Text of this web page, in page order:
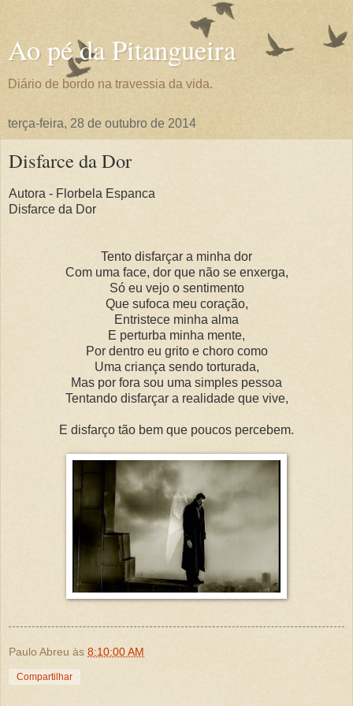
Ao pé da Pitangueira
Diário de bordo na travessia da vida.
terça-feira, 28 de outubro de 2014
Disfarce da Dor
Autora - Florbela Espanca
Disfarce da Dor
Tento disfarçar a minha dor
Com uma face, dor que não se enxerga,
Só eu vejo o sentimento
Que sufoca meu coração,
Entristece minha alma
E perturba minha mente,
Por dentro eu grito e choro como
Uma criança sendo torturada,
Mas por fora sou uma simples pessoa
Tentando disfarçar a realidade que vive,
E disfarço tão bem que poucos percebem.
Paulo Abreu às 8:10:00 AM
Compartilhar